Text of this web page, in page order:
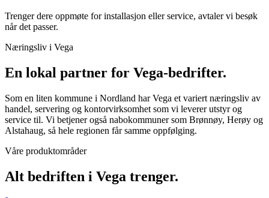
Trenger dere oppmøte for installasjon eller service, avtaler vi besøk
når det passer.
Næringsliv i Vega
En lokal partner for Vega-bedrifter.
Som en liten kommune i Nordland har Vega et variert næringsliv av
handel, servering og kontorvirksomhet som vi leverer utstyr og
service til. Vi betjener også nabokommuner som Brønnøy, Herøy og
Alstahaug, så hele regionen får samme oppfølging.
Våre produktområder
Alt bedriften i Vega trenger.